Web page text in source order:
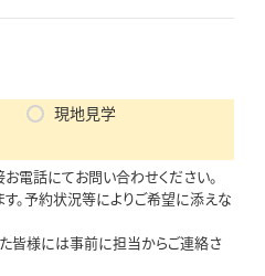
現地見学
電話にてお問い合わせください。
。予約状況等によりご希望に添えな
皆様には事前に担当からご連絡さ